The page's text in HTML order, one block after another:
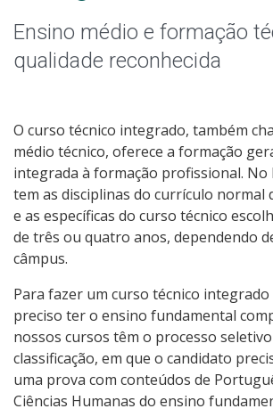
Especialização
Educação a Distância
Todos os cursos
Processo de Inscrição
Resultados
Resultados Vagas Ociosas
Ensino médio e formação
qualidade reconhecida
O curso técnico integrado, também
médio técnico, oferece a formação
integrada à formação profissional. No
tem as disciplinas do currículo normal
e as específicas do curso técnico
de três ou quatro anos, dependendo
câmpus.
Para fazer um curso técnico integrado
preciso ter o ensino fundamental
nossos cursos têm o processo
classificação, em que o candidato
uma prova com conteúdos de
Ciências Humanas do ensino